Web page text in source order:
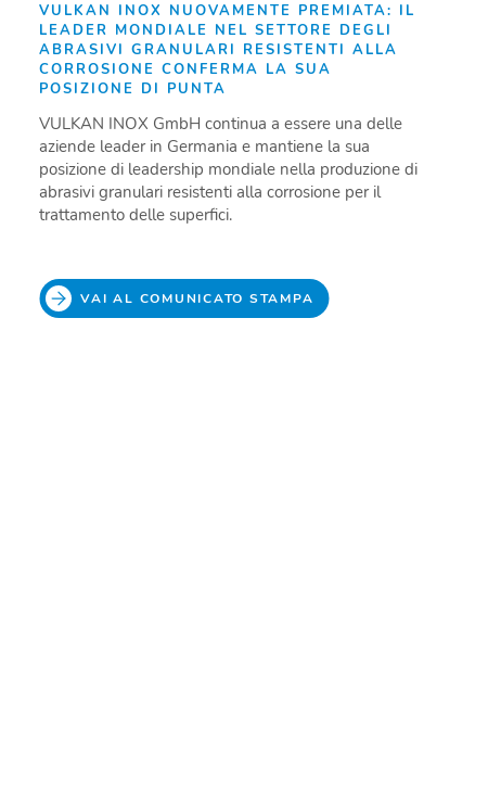
VULKAN INOX NUOVAMENTE PREMIATA: IL
LEADER MONDIALE NEL SETTORE DEGLI
ABRASIVI GRANULARI RESISTENTI ALLA
CORROSIONE CONFERMA LA SUA
POSIZIONE DI PUNTA
VULKAN INOX GmbH continua a essere una delle
aziende leader in Germania e mantiene la sua
posizione di leadership mondiale nella produzione di
abrasivi granulari resistenti alla corrosione per il
trattamento delle superfici.
VAI AL COMUNICATO STAMPA